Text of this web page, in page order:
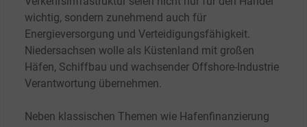
wichtig, sondern zunehmend auch für
Energieversorgung und Verteidigungsfähigkeit.
Niedersachsen wolle als Küstenland mit großen
Häfen, Schiffbau und wachsender Offshore-Industrie
Verantwortung übernehmen.
Neben klassischen Themen wie Hafenfinanzierung